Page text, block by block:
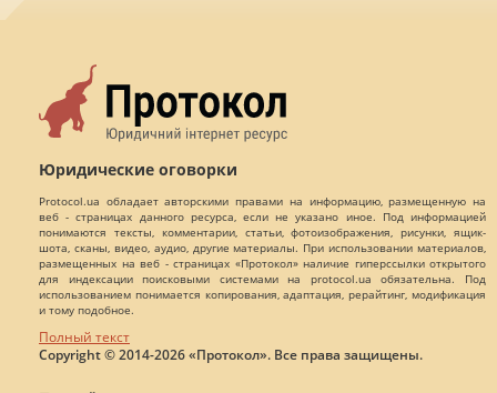
Юридические оговорки
Protocol.ua обладает авторскими правами на информацию, размещенную на
веб - страницах данного ресурса, если не указано иное. Под информацией
понимаются тексты, комментарии, статьи, фотоизображения, рисунки, ящик-
шота, сканы, видео, аудио, другие материалы. При использовании материалов,
размещенных на веб - страницах «Протокол» наличие гиперссылки открытого
для индексации поисковыми системами на protocol.ua обязательна. Под
использованием понимается копирования, адаптация, рерайтинг, модификация
и тому подобное.
Полный текст
Copyright © 2014-2026 «Протокол». Все права защищены.